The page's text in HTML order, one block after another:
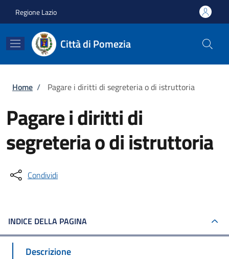
Regione Lazio
Città di Pomezia
Briciole di pane
Home / Pagare i diritti di segreteria o di istruttoria
Pagare i diritti di
segreteria o di istruttoria
Condividi
INDICE DELLA PAGINA
Descrizione